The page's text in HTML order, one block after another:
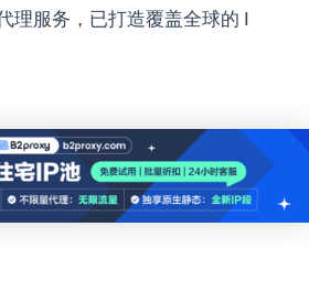
理服务，已打造覆盖全球的 I